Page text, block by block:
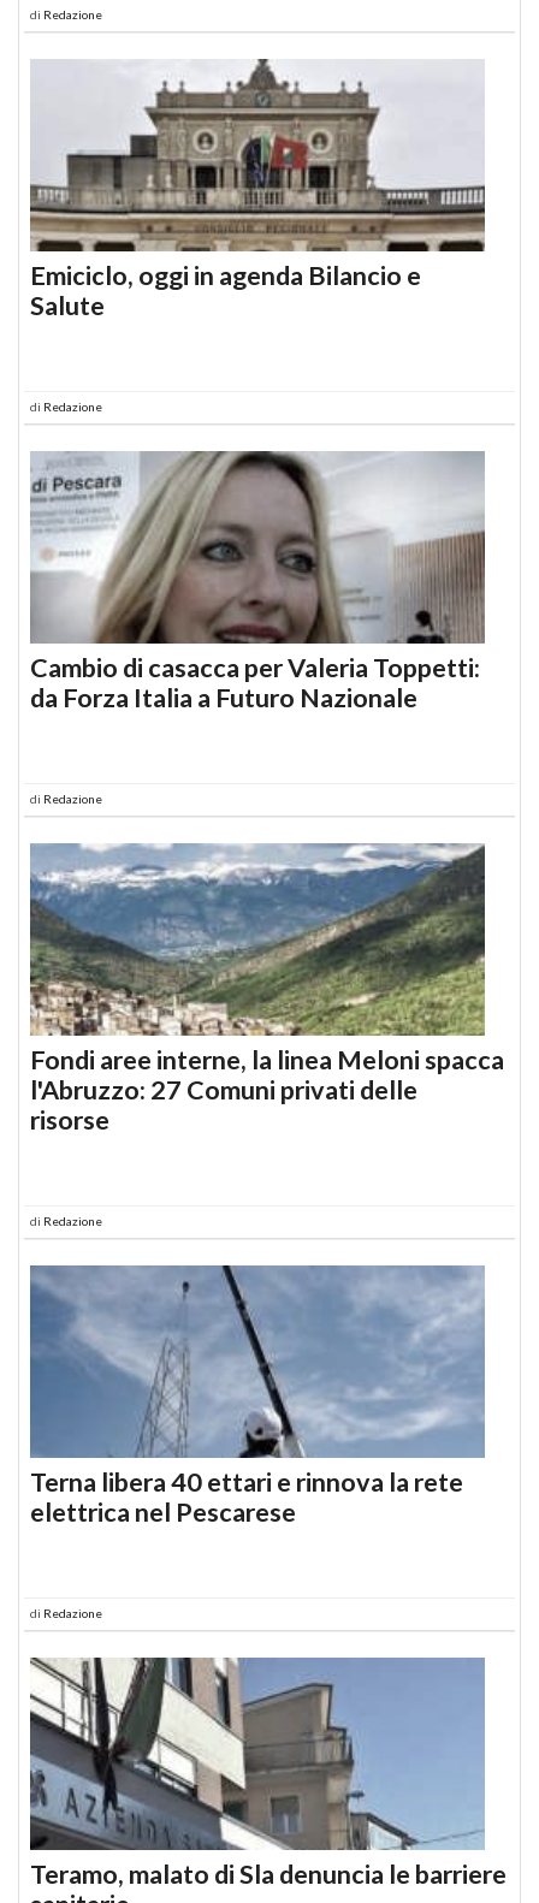
di Redazione
Emiciclo, oggi in agenda Bilancio e
Salute
di Redazione
Cambio di casacca per Valeria Toppetti:
da Forza Italia a Futuro Nazionale
di Redazione
Fondi aree interne, la linea Meloni spacca
l'Abruzzo: 27 Comuni privati delle
risorse
di Redazione
Terna libera 40 ettari e rinnova la rete
elettrica nel Pescarese
di Redazione
Teramo, malato di Sla denuncia le barriere